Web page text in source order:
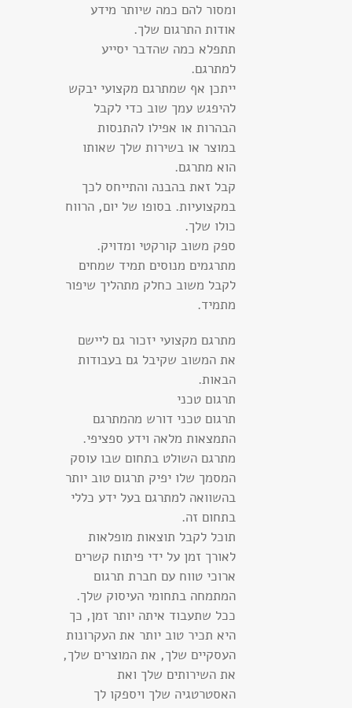
ומסור להם כמה שיותר מידע
אודות התרגום שלך.
תתפלא כמה שהדבר יסייע
למתרגם.
ייתכן אף שמתרגם מקצועי יבקש
להיפגש עמך שוב כדי לקבל
הבהרות או אפילו להתנסות
במוצר או בשירות שלך שאותו
הוא מתרגם.
קבל זאת בהבנה והתייחס לכך
במקצועיות. בסופו של יום, הרווח
כולו שלך.
ספק משוב קורקטי ומדויק.
מתרגמים מנוסים תמיד שמחים
לקבל משוב כחלק מתהליך שיפור
מתמיד.
מתרגם מקצועי יזכור גם ליישם
את המשוב שקיבל גם בעבודות
הבאות.
תרגום טכני
תרגום טכני דורש מהמתרגם
התמצאות מלאה וידע ספציפי.
מתרגם השולט בתחום שבו עוסק
המסמך שלו יפיק תרגום טוב יותר
בהשוואה למתרגם בעל ידע כללי
בתחום זה.
תוכל לקבל תוצאות מופלאות
לאורך זמן על ידי פיתוח קשרים
ארוכי טווח עם חברת תרגום
המתמחה בתחומי העיסוק שלך.
ככל שתעבוד איתה יותר זמן, כך
היא תכיר טוב יותר את העקרונות
העסקיים שלך, את המוצרים שלך,
את השירותים שלך ואת
האסטרטגיה שלך ויספקו לך